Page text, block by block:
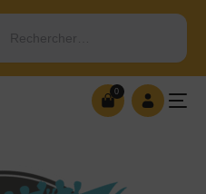
Rechercher…
0